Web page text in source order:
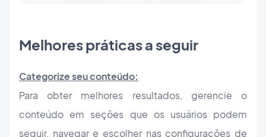
Melhores práticas a seguir
Categorize seu conteúdo:
Para obter melhores resultados, gerencie o
conteúdo em seções que os usuários podem
seguir, navegar e escolher nas configurações de